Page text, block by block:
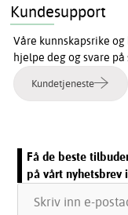
Kundesupport
Våre kunnskapsrike
hjelpe deg og svare
Kundetjeneste
Få de beste
på vårt nyhetsbrev